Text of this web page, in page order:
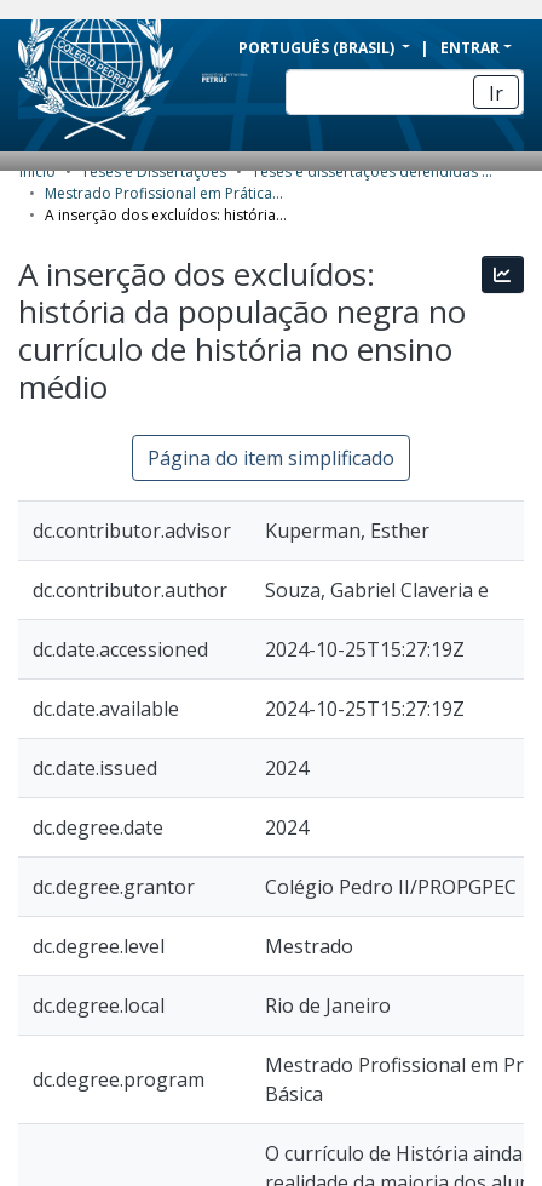
BRAZIL
Simplifique!
Comunica BR
Participe
Acesso à informação
Canais
PORTUGUÊS (BRASIL) ENTRAR
Ir
COMUNIDADES E COLEÇÕES
ESTATÍSTICAS
SOBRE
Início Teses e Dissertações
Teses e dissertações defendidas no CPII
Mestrado Profissional em Práticas de Educação Básica (MPPEB) - Dissertações
A inserção dos excluídos: história da população negra no currículo de história no ensino médio
A inserção dos excluídos:
história da população negra no
currículo de história no ensino
médio
Página do item simplificado
dc.contributor.advisor Kuperman, Esther
dc.contributor.author Souza, Gabriel Claveria e
dc.date.accessioned 2024-10-25T15:27:19Z
dc.date.available 2024-10-25T15:27:19Z
dc.date.issued 2024
dc.degree.date 2024
dc.degree.grantor Colégio Pedro II/PROPGPEC
dc.degree.level Mestrado
dc.degree.local Rio de Janeiro
dc.degree.program
Mestrado Profissional em
Básica
O currículo de História ainda